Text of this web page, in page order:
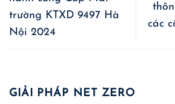
trường KTXD 9497 Hà
Nội 2024
các
GIẢI PHÁP NET ZERO